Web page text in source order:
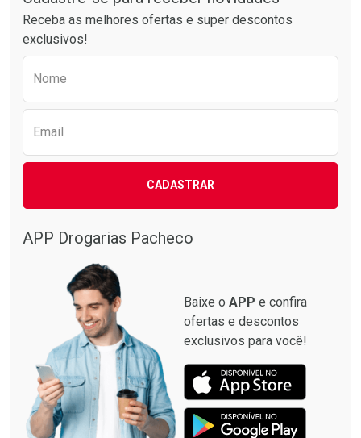
Receba as melhores ofertas e super descontos
exclusivos!
Nome
Email
CADASTRAR
APP Drogarias Pacheco
Baixe o APP e confira
ofertas e descontos
exclusivos para você!